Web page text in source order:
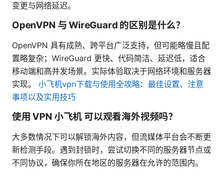
变更与网络延迟。
OpenVPN 与 WireGuard 的区别是什么？
OpenVPN 具有成熟、跨平台广泛支持，但可能略慢且配
置略复杂；WireGuard 更快、代码简洁、延迟低，适合
移动端和高并发场景。实际体验取决于网络环境和服务器
实现。 小飞机vpn下载与使用全攻略：最佳设置、注意
事项以及实用技巧
使用 VPN 小飞机 可以观看海外视频吗？
大多数情况下可以解锁海外内容，但流媒体平台会不断更
新检测手段。遇到封锁时，尝试切换不同的服务器节点或
不同协议，确保你所在地区的服务器在允许的范围内。